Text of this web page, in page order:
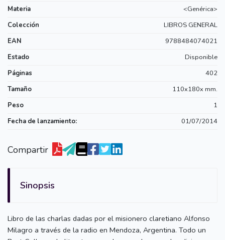
Materia
<Genérica>
Colección
LIBROS GENERAL
EAN
9788484074021
Estado
Disponible
Páginas
402
Tamaño
110x180x mm.
Peso
1
Fecha de lanzamiento:
01/07/2014
Compartir
Sinopsis
Libro de las charlas dadas por el misionero claretiano Alfonso
Milagro a través de la radio en Mendoza, Argentina. Todo un